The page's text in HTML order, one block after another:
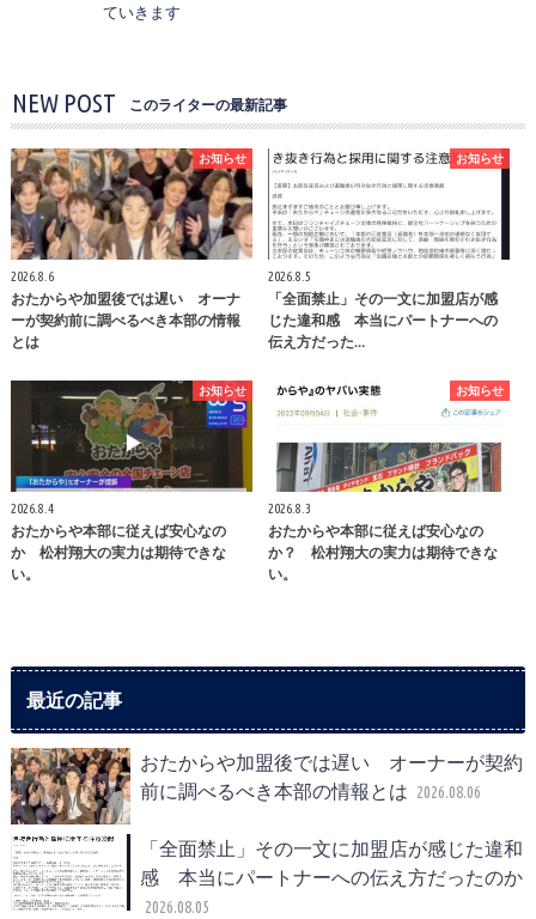
ていきます
NEW POST このライターの最新記事
お知らせ
2026.8.6
おたからや加盟後では遅い オーナ
ーが契約前に調べるべき本部の情報
とは
お知らせ
2026.8.5
「全面禁止」その一文に加盟店が感
じた違和感 本当にパートナーへの
伝え方だった…
お知らせ
2026.8.4
おたからや本部に従えば安心なの
か 松村翔大の実力は期待できな
い。
お知らせ
2026.8.3
おたからや本部に従えば安心なの
か？ 松村翔大の実力は期待できな
い。
最近の記事
おたからや加盟後では遅い オーナーが契約
前に調べるべき本部の情報とは 2026.08.06
「全面禁止」その一文に加盟店が感じた違和
感 本当にパートナーへの伝え方だったのか
2026.08.05